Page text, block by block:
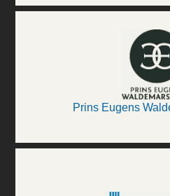
Prins Eugens